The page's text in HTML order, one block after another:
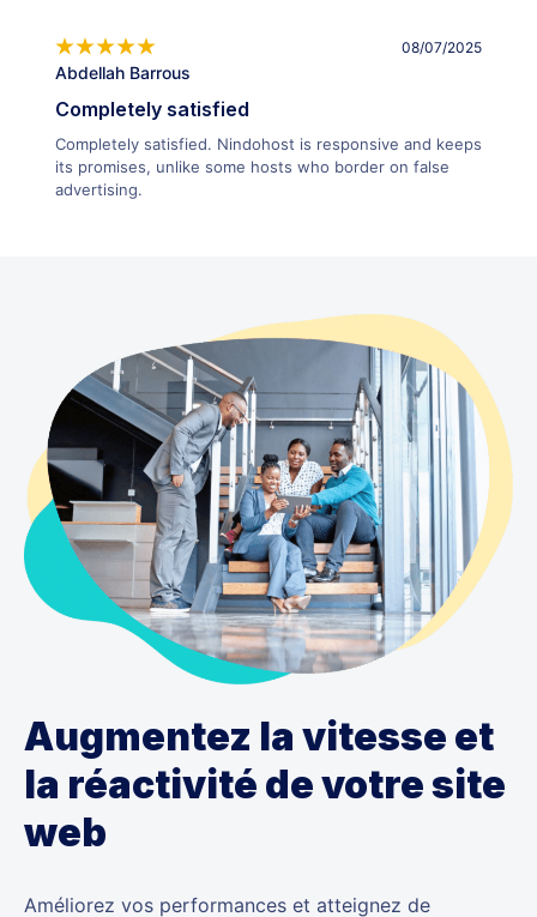
Abdellah Barrous
08/07/2025
Completely satisfied
Completely satisfied. Nindohost is responsive and keeps
its promises, unlike some hosts who border on false
advertising.
Augmentez la vitesse et
la réactivité de votre site
web
Améliorez vos performances et atteignez de